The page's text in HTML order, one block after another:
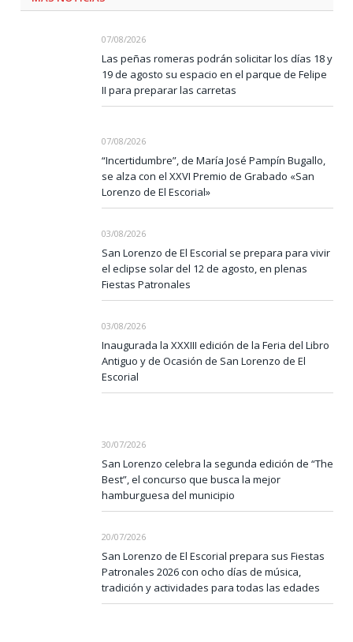
07/08/2026
Las peñas romeras podrán solicitar los días 18 y
19 de agosto su espacio en el parque de Felipe
II para preparar las carretas
07/08/2026
“Incertidumbre”, de María José Pampín Bugallo,
se alza con el XXVI Premio de Grabado «San
Lorenzo de El Escorial»
03/08/2026
San Lorenzo de El Escorial se prepara para vivir
el eclipse solar del 12 de agosto, en plenas
Fiestas Patronales
03/08/2026
Inaugurada la XXXIII edición de la Feria del Libro
Antiguo y de Ocasión de San Lorenzo de El
Escorial
30/07/2026
San Lorenzo celebra la segunda edición de “The
Best”, el concurso que busca la mejor
hamburguesa del municipio
20/07/2026
San Lorenzo de El Escorial prepara sus Fiestas
Patronales 2026 con ocho días de música,
tradición y actividades para todas las edades